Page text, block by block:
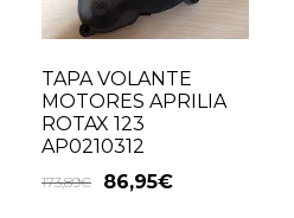
TAPA VOLANTE
MOTORES APRILIA
ROTAX 123
AP0210312
173,89€ 86,95€